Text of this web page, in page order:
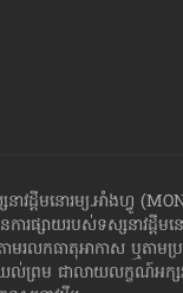
វដ្ដី​មនោរម្យ.អាំងហ្វូ
រ​ផ្សាយ​របស់​ទស្សនាវដ្ដី​​ម
ម​រលក​ធាតុអាកាស ឬតាម
ព្រម ជា​លាយ​លក្ខណ៍​អក្សរ​